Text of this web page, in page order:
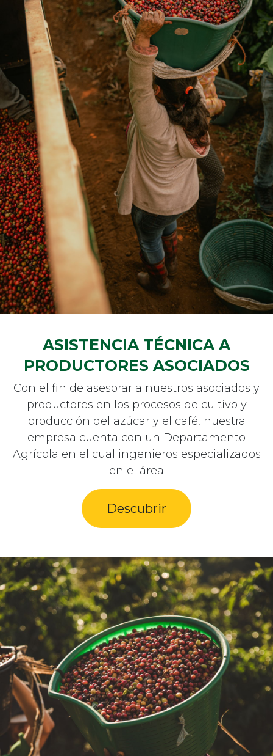
ASISTENCIA TÉCNICA A
PRODUCTORES ASOCIADOS
Con el fin de asesorar a nuestros asociados y
productores en los procesos de cultivo y
producción del azúcar y el café, nuestra
empresa cuenta con un Departamento
Agrícola en el cual ingenieros especializados
en el área
Descubrir